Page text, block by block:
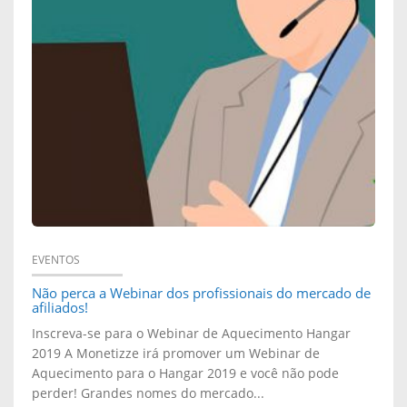
S
S
A
Q
U
I
EVENTOS
Não perca a Webinar dos profissionais do mercado de
afiliados!
Inscreva-se para o Webinar de Aquecimento Hangar
2019 A Monetizze irá promover um Webinar de
Aquecimento para o Hangar 2019 e você não pode
perder! Grandes nomes do mercado...